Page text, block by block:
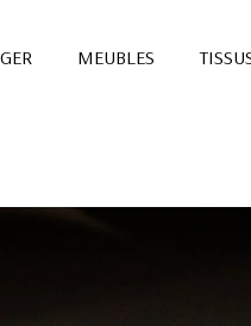
MEUBLES